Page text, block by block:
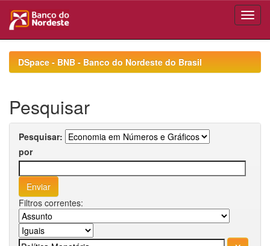
navigationDSpace - BNB - Banco do Nordeste do Brasil
Pesquisar
Pesquisar:
por
Filtros correntes: